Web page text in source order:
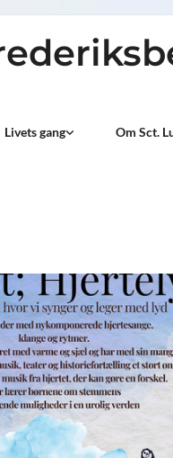
Livets gang Om Sct.